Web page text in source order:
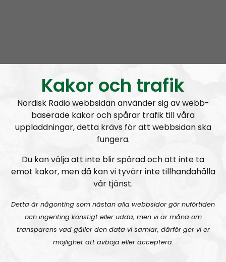
the podcast often center on ideological questions,
the organization’s tactics and its official positions on
different matters. Everything stated in Leadership
Perspective can be regarded as being sanctioned by
the organization.
Prenumerera på Leadership Perspective med
RSS:https://nordiskradio.se/?format=mp3-
rss&show=leadership-perspective
Leadership Perspective #28: Homosexuals, drag queens and pedophiles
Kakor och trafik
Nordisk Radio webbsidan använder sig av webb-
baserade kakor och spårar trafik till våra
uppladdningar, detta krävs för att webbsidan ska
fungera.
Du kan välja att inte blir spårad och att inte ta
emot kakor, men då kan vi tyvärr inte tillhandahålla
vår tjänst.
Detta är någonting som nästan alla webbsidor gör nuförtiden
och ingenting konstigt eller udda, men vi är måna om
transparens vad gäller den data vi samlar, därför ger vi er
möjlighet att avböja eller acceptera.